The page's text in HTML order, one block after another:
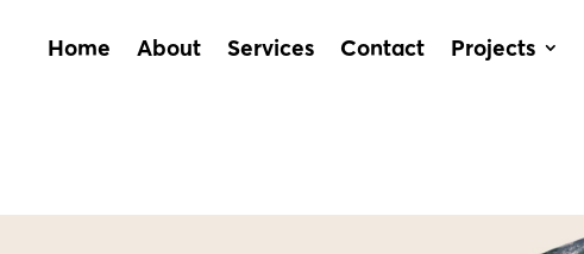
Home About Services Contact Projects